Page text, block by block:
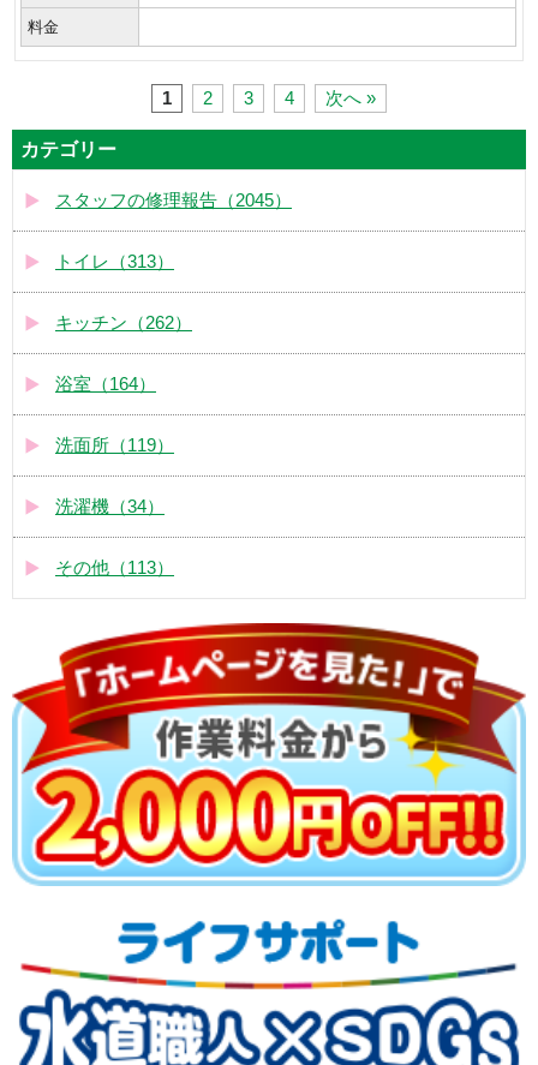
料金
1 2 3 4 次へ »
カテゴリー
スタッフの修理報告（2045）
トイレ（313）
キッチン（262）
浴室（164）
洗面所（119）
洗濯機（34）
その他（113）